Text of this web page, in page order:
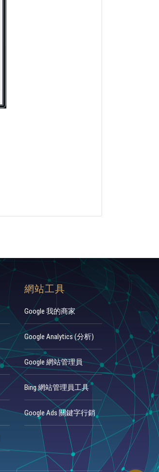
網站工具
Google 我的商家
Google Analytics (分析)
Google 網站管理員
Bing 網站管理員工具
Google Ads 關鍵字行銷